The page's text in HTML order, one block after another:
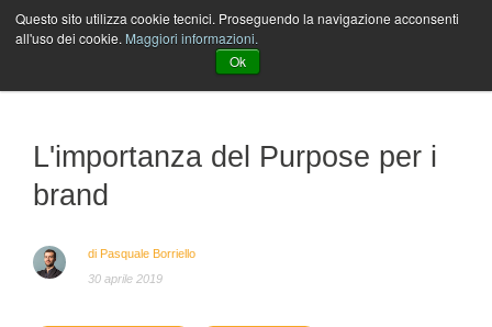
Questo sito utilizza cookie tecnici. Proseguendo la navigazione acconsenti
all'uso dei cookie. Maggiori informazioni.
Ok
The stream of the Arkage
L'importanza del Purpose per i
brand
di Pasquale Borriello
30 aprile 2019